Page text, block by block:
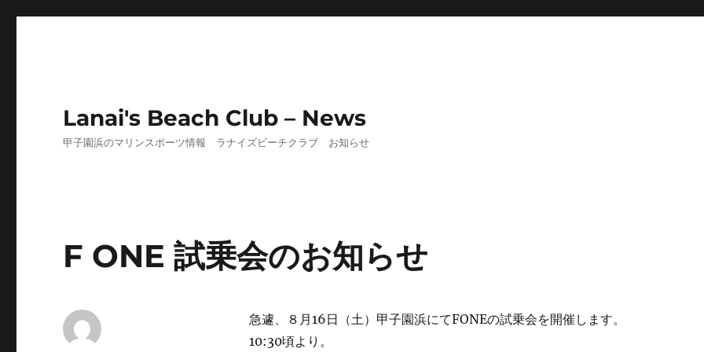
Lanai's Beach Club – News
甲子園浜のマリンスポーツ情報 ラナイズビーチクラブ お知らせ
F ONE 試乗会のお知らせ
急遽、８月16日（土）甲子園浜にてFONEの試乗会を開催します。
10:30頃より。